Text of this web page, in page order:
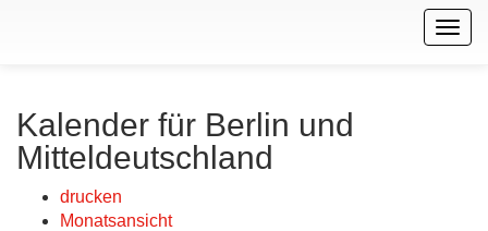
Kalender für Berlin und
Mitteldeutschland
drucken
Monatsansicht